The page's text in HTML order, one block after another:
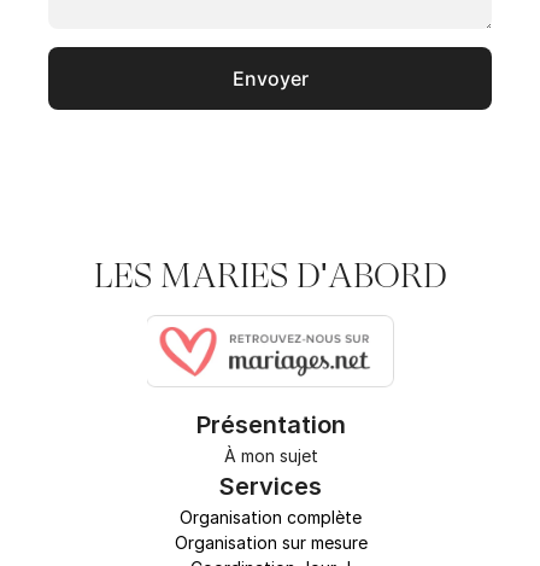
LES MARIES D'ABORD
Présentation
À mon sujet
Services
Organisation complète
Organisation sur mesure